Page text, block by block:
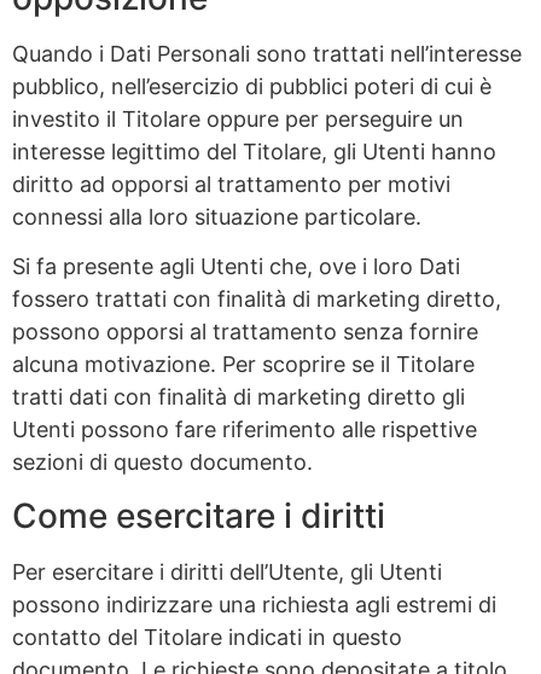
Quando i Dati Personali sono trattati nell’interesse
pubblico, nell’esercizio di pubblici poteri di cui è
investito il Titolare oppure per perseguire un
interesse legittimo del Titolare, gli Utenti hanno
diritto ad opporsi al trattamento per motivi
connessi alla loro situazione particolare.
Si fa presente agli Utenti che, ove i loro Dati
fossero trattati con finalità di marketing diretto,
possono opporsi al trattamento senza fornire
alcuna motivazione. Per scoprire se il Titolare
tratti dati con finalità di marketing diretto gli
Utenti possono fare riferimento alle rispettive
sezioni di questo documento.
Come esercitare i diritti
Per esercitare i diritti dell’Utente, gli Utenti
possono indirizzare una richiesta agli estremi di
contatto del Titolare indicati in questo